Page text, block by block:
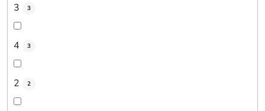
3 3
4 3
2 2